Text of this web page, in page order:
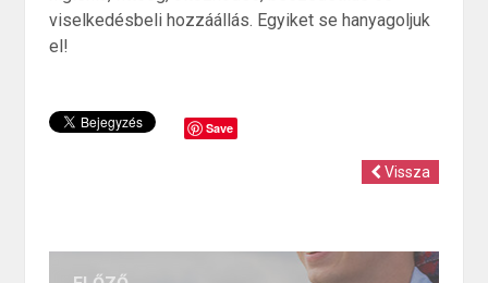
viselkedésbeli hozzáállás. Egyiket se hanyagoljuk
el!
Save
Vissza